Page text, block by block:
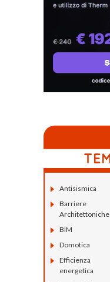
Antisismica
Barriere
Architettoniche
BIM
Domotica
Efficienza
energetica